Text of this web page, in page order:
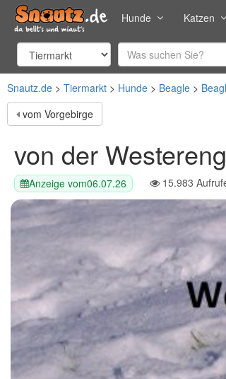
Hunde Katzen
Snautz.de Tiermarkt Hunde Beagle
vom Vorgebirge
von der
Anzeige vom06.07.26 15.983